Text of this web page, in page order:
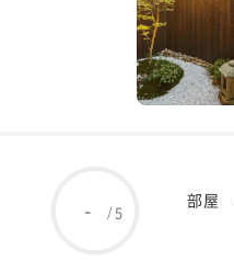
- /5
部屋